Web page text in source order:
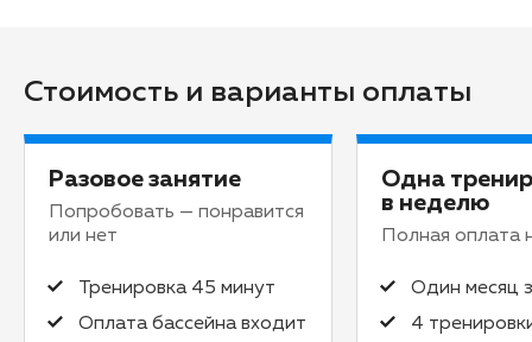
Стоимость и варианты оплаты
Разовое занятие
Попробовать — понравится
или нет
Тренировка 45 минут
Оплата бассейна входит
Одна
в неделю
Полная оплата
Один месяц
4